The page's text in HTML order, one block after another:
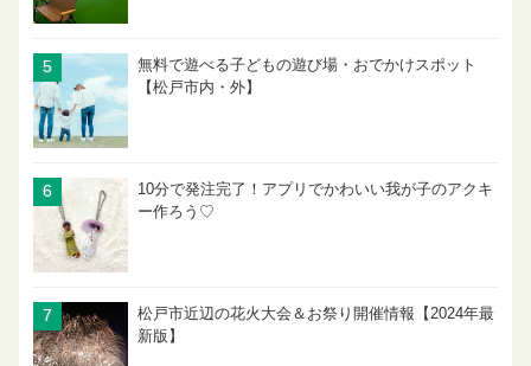
無料で遊べる子どもの遊び場・おでかけスポット
【松戸市内・外】
10分で発注完了！アプリでかわいい我が子のアクキ
ー作ろう♡
松戸市近辺の花火大会＆お祭り開催情報【2024年最
新版】